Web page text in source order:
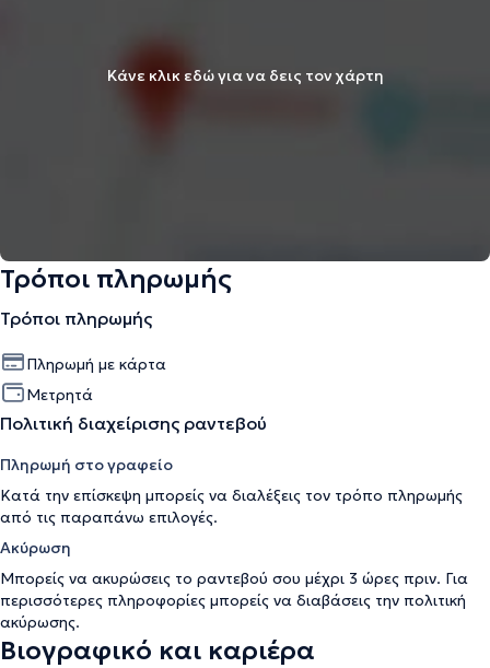
Κάνε κλικ εδώ για να δεις τον χάρτη
Τρόποι πληρωμής
Τρόποι πληρωμής
Πληρωμή με κάρτα
Μετρητά
Πολιτική διαχείρισης ραντεβού
Πληρωμή στο γραφείο
Κατά την επίσκεψη μπορείς να διαλέξεις τον τρόπο πληρωμής
από τις παραπάνω επιλογές.
Ακύρωση
Μπορείς να ακυρώσεις το ραντεβού σου μέχρι 3 ώρες πριν. Για
περισσότερες πληροφορίες μπορείς να διαβάσεις την πολιτική
ακύρωσης.
Βιογραφικό και καριέρα